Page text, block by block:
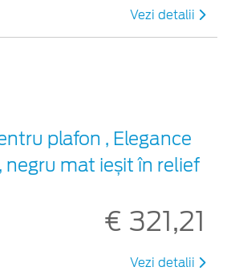
Vezi detalii
plafon , Elegance
negru mat ieșit în relief
€ 321,21
Vezi detalii